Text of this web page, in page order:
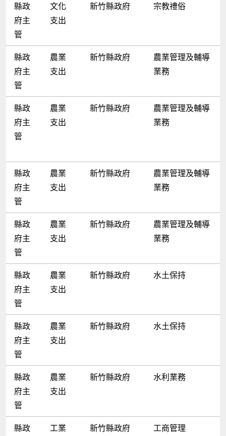
縣政
府主
管
文化
支出
新竹縣政府 宗教禮俗
縣政
府主
管
農業
支出
新竹縣政府
農業管理及輔導
業務
縣政
府主
管
農業
支出
新竹縣政府
農業管理及輔導
業務
縣政
府主
管
農業
支出
新竹縣政府
農業管理及輔導
業務
縣政
府主
管
農業
支出
新竹縣政府
農業管理及輔導
業務
縣政
府主
管
農業
支出
新竹縣政府 水土保持
縣政
府主
管
農業
支出
新竹縣政府 水土保持
縣政
府主
管
農業
支出
新竹縣政府 水利業務
縣政
工業
新竹縣政府 工商管理